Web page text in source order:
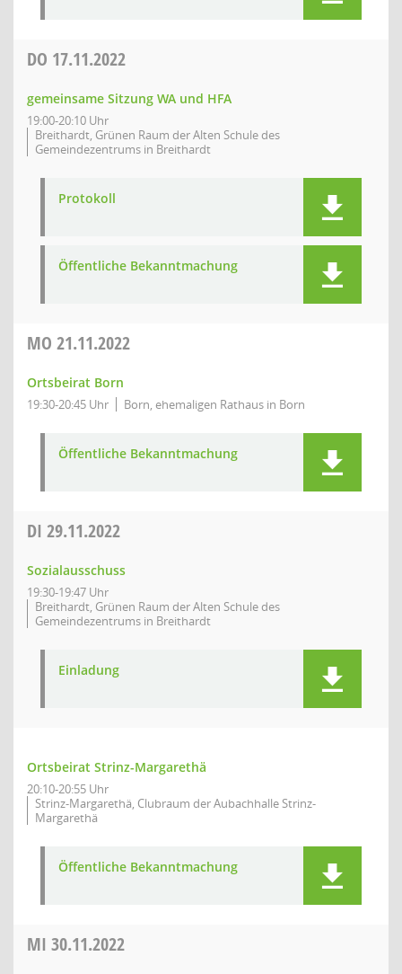
DO 17.11.2022
gemeinsame Sitzung WA und HFA
19:00-20:10 Uhr
Breithardt, Grünen Raum der Alten Schule des
Gemeindezentrums in Breithardt
Protokoll
Öffentliche Bekanntmachung
MO 21.11.2022
Ortsbeirat Born
19:30-20:45 Uhr Born, ehemaligen Rathaus in Born
Öffentliche Bekanntmachung
DI 29.11.2022
Sozialausschuss
19:30-19:47 Uhr
Breithardt, Grünen Raum der Alten Schule des
Gemeindezentrums in Breithardt
Einladung
Ortsbeirat Strinz-Margarethä
20:10-20:55 Uhr
Strinz-Margarethä, Clubraum der Aubachhalle Strinz-
Margarethä
Öffentliche Bekanntmachung
MI 30.11.2022